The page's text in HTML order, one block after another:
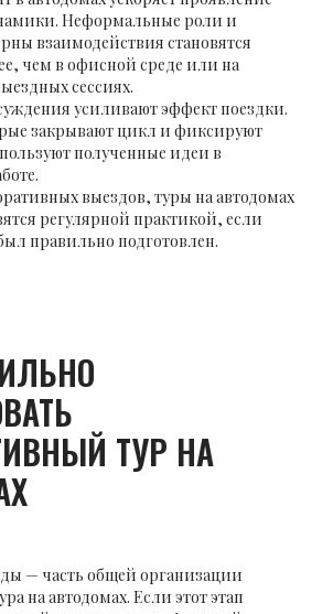
Неформальные роли и
взаимодействия становятся
чем в офисной среде или на
сессиях.
усиливают эффект поездки.
закрывают цикл и фиксируют
полученные идеи в
выездов, туры на автодомах
регулярной практикой, если
правильно подготовлен.
ТУР НА
— часть общей организации
на автодомах. Если этот этап